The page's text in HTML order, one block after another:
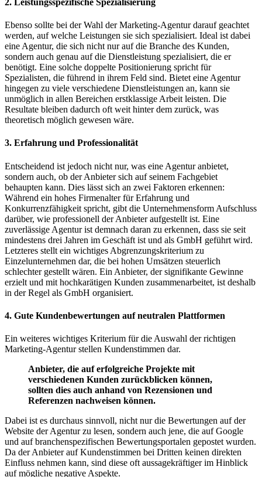
2. Leistungsspezifische Spezialisierung
Ebenso sollte bei der Wahl der Marketing-Agentur darauf geachtet
werden, auf welche Leistungen sie sich spezialisiert. Ideal ist dabei
eine Agentur, die sich nicht nur auf die Branche des Kunden,
sondern auch genau auf die Dienstleistung spezialisiert, die er
benötigt. Eine solche doppelte Positionierung spricht für
Spezialisten, die führend in ihrem Feld sind. Bietet eine Agentur
hingegen zu viele verschiedene Dienstleistungen an, kann sie
unmöglich in allen Bereichen erstklassige Arbeit leisten. Die
Resultate bleiben dadurch oft weit hinter dem zurück, was
theoretisch möglich gewesen wäre.
3. Erfahrung und Professionalität
Entscheidend ist jedoch nicht nur, was eine Agentur anbietet,
sondern auch, ob der Anbieter sich auf seinem Fachgebiet
behaupten kann. Dies lässt sich an zwei Faktoren erkennen:
Während ein hohes Firmenalter für Erfahrung und
Konkurrenzfähigkeit spricht, gibt die Unternehmensform Aufschluss
darüber, wie professionell der Anbieter aufgestellt ist. Eine
zuverlässige Agentur ist demnach daran zu erkennen, dass sie seit
mindestens drei Jahren im Geschäft ist und als GmbH geführt wird.
Letzteres stellt ein wichtiges Abgrenzungskriterium zu
Einzelunternehmen dar, die bei hohen Umsätzen steuerlich
schlechter gestellt wären. Ein Anbieter, der signifikante Gewinne
erzielt und mit hochkarätigen Kunden zusammenarbeitet, ist deshalb
in der Regel als GmbH organisiert.
4. Gute Kundenbewertungen auf neutralen Plattformen
Ein weiteres wichtiges Kriterium für die Auswahl der richtigen
Marketing-Agentur stellen Kundenstimmen dar.
Anbieter, die auf erfolgreiche Projekte mit
verschiedenen Kunden zurückblicken können,
sollten dies auch anhand von Rezensionen und
Referenzen nachweisen können.
Dabei ist es durchaus sinnvoll, nicht nur die Bewertungen auf der
Website der Agentur zu lesen, sondern auch jene, die auf Google
und auf branchenspezifischen Bewertungsportalen gepostet wurden.
Da der Anbieter auf Kundenstimmen bei Dritten keinen direkten
Einfluss nehmen kann, sind diese oft aussagekräftiger im Hinblick
auf mögliche negative Aspekte.